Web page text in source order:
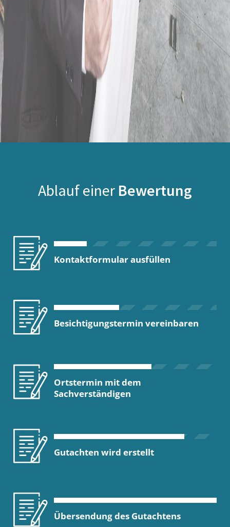
Ablauf einer Bewertung
Kontaktformular ausfüllen
Besichtigungstermin vereinbaren
Ortstermin mit dem
Sachverständigen
Gutachten wird erstellt
Übersendung des Gutachtens